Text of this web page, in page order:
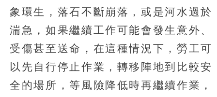
象環生，落石不斷崩落，或是河水過於
湍急，如果繼續工作可能會發生意外、
受傷甚至送命，在這種情況下，勞工可
以先自行停止作業，轉移陣地到比較安
全的場所，等風險降低時再繼續作業，